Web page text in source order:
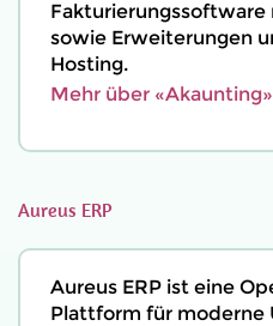
sowie Erweiterungen
Hosting.
Mehr über
Aureus ERP
Aureus ERP ist eine
Plattform für moderne